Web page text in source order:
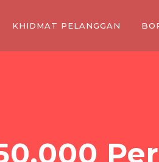
KHIDMAT PELANGGAN